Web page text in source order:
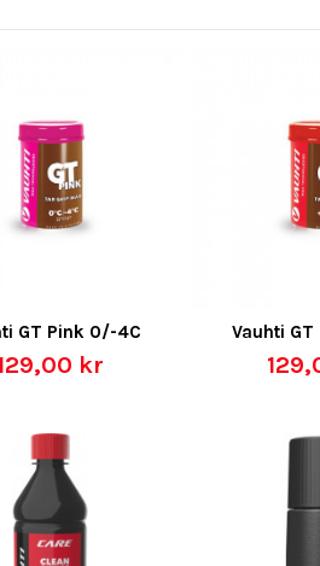
GT Pink 0/-4C
kr
Vauhti GT